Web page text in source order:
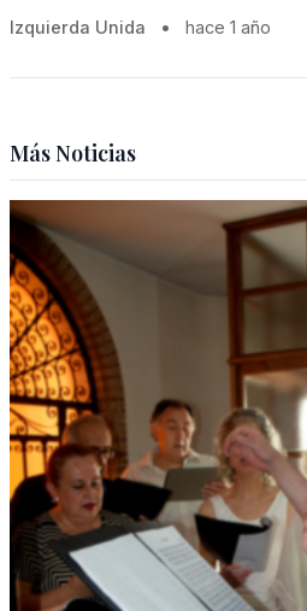
Izquierda Unida • hace 1 año
Más Noticias